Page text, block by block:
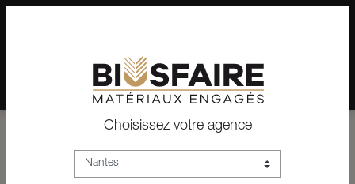
Depuis plus de 15 ans, conseil et vente de matériaux pour un
habitat pérenne.
Choisissez votre agence